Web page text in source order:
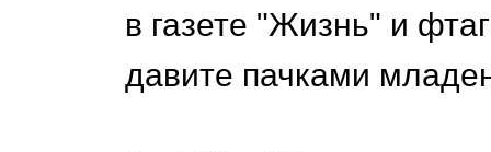
в газете "Жизнь" и
давите пачками